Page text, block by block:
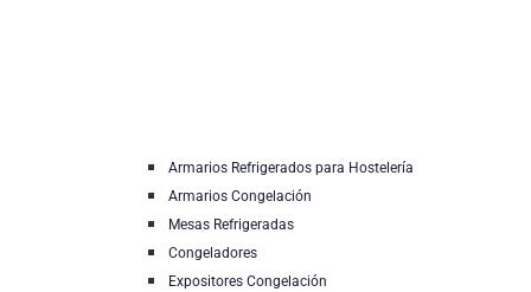
Armarios Refrigerados para Hostelería
Armarios Congelación
Mesas Refrigeradas
Congeladores
Expositores Congelación